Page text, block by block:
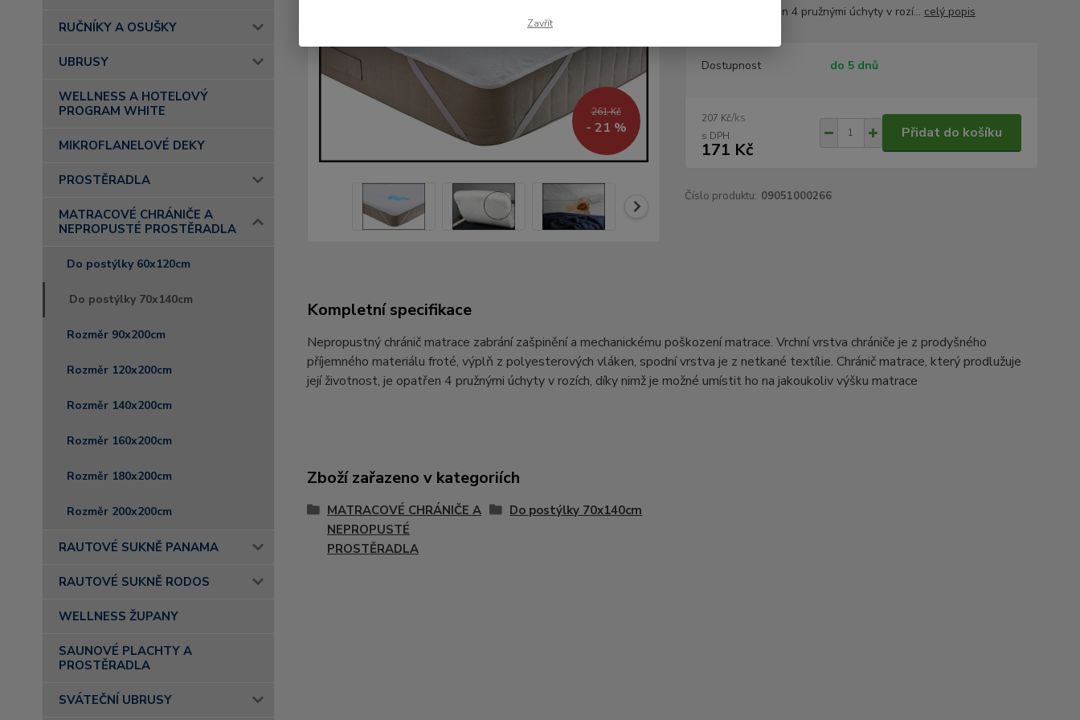
RUČNÍKY A OSUŠKY
UBRUSY
WELLNESS A HOTELOVÝ
PROGRAM WHITE
MIKROFLANELOVÉ DEKY
PROSTĚRADLA
MATRACOVÉ CHRÁNIČE A
NEPROPUSTÉ PROSTĚRADLA
Do postýlky 60x120cm
Do postýlky 70x140cm
Rozměr 90x200cm
Rozměr 120x200cm
Rozměr 140x200cm
Rozměr 160x200cm
Rozměr 180x200cm
Rozměr 200x200cm
RAUTOVÉ SUKNĚ PANAMA
RAUTOVÉ SUKNĚ RODOS
WELLNESS ŽUPANY
SAUNOVÉ PLACHTY A
PROSTĚRADLA
SVÁTEČNÍ UBRUSY
261 Kč
- 21 %
životnost, je opatřen 4 pružnými úchyty v rozí... celý popis
Dostupnost do 5 dnů
207 Kč/ks
171 Kč
Přidat do košíku
Číslo produktu: 09051000266
Kompletní specifikace
Nepropustný chránič matrace zabrání zašpinění a mechanickému poškození matrace. Vrchní vrstva chrániče je z prodyšného
příjemného materiálu froté, výplň z polyesterových vláken, spodní vrstva je z netkané textílie. Chránič matrace, který prodlužuje
její životnost, je opatřen 4 pružnými úchyty v rozích, díky nimž je možné umístit ho na jakoukoliv výšku matrace
Zboží zařazeno v kategoriích
MATRACOVÉ CHRÁNIČE A
NEPROPUSTÉ
PROSTĚRADLA
Do postýlky 70x140cm
Zavřít